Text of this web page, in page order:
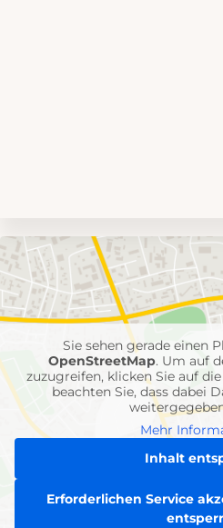
mit
Feuerwehr-
Einheiten
Sie sehen gerade einen
OpenStreetMap. Um auf
zuzugreifen, klicken Sie auf
beachten Sie, dass dabei
Mehr
Inhalt
Erforderlichen Service